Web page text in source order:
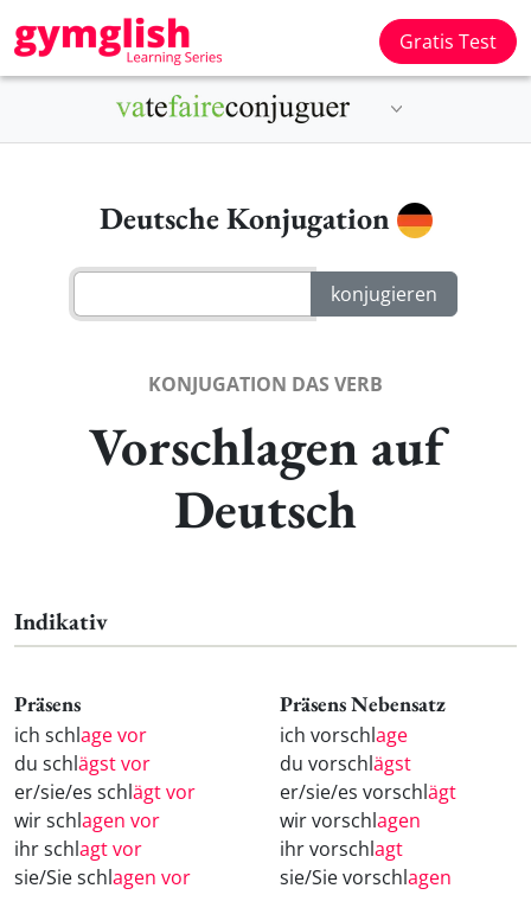
Gratis Test
Deutsche Konjugation
KONJUGATION DAS VERB
Vorschlagen auf
Deutsch
Indikativ
Präsens
ich schlage vor
du schlägst vor
er/sie/es schlägt vor
wir schlagen vor
ihr schlagt vor
sie/Sie schlagen vor
Präsens Nebensatz
ich vorschlage
du vorschlägst
er/sie/es vorschlägt
wir vorschlagen
ihr vorschlagt
sie/Sie vorschlagen